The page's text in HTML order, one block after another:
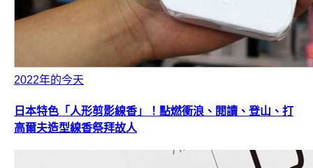
2022年的今天
日本特色「人形剪影線香」！點燃衝浪、閱讀、登山、打
高爾夫造型線香祭拜故人